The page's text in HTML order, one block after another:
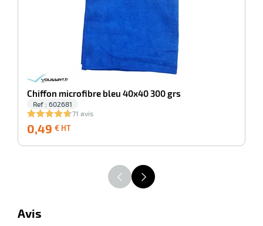
Chiffon microfibre bleu 40x40 300 grs
Ref : 602681
71 avis
0,49 € HT
HT
Avis